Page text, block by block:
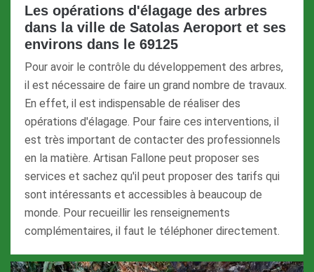
Les opérations d'élagage des arbres
dans la ville de Satolas Aeroport et ses
environs dans le 69125
Pour avoir le contrôle du développement des arbres,
il est nécessaire de faire un grand nombre de travaux.
En effet, il est indispensable de réaliser des
opérations d'élagage. Pour faire ces interventions, il
est très important de contacter des professionnels
en la matière. Artisan Fallone peut proposer ses
services et sachez qu'il peut proposer des tarifs qui
sont intéressants et accessibles à beaucoup de
monde. Pour recueillir les renseignements
complémentaires, il faut le téléphoner directement.